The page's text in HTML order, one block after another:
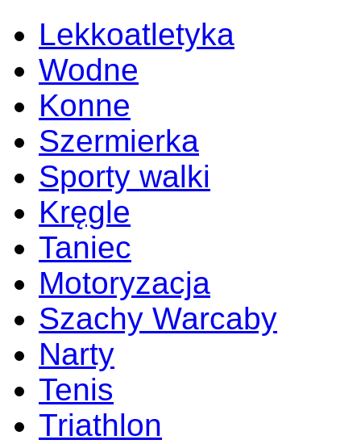
Lekkoatletyka
Wodne
Konne
Szermierka
Sporty walki
Kręgle
Taniec
Motoryzacja
Szachy Warcaby
Narty
Tenis
Triathlon